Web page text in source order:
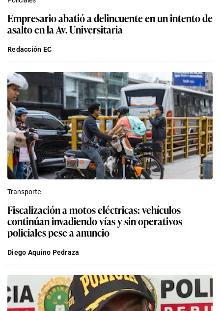
Empresario abatió a delincuente en un intento de
asalto en la Av. Universitaria
Redacción EC
Transporte
Fiscalización a motos eléctricas: vehículos
continúan invadiendo vías y sin operativos
policiales pese a anuncio
Diego Aquino Pedraza